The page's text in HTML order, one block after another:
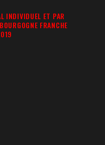
INDIVIDUEL ET PAR
FRANCHE